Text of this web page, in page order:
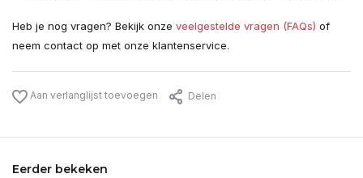
Heb je nog vragen? Bekijk onze veelgestelde vragen (FAQs) of
neem contact op met onze klantenservice.
Aan verlanglijst toevoegen Delen
Eerder bekeken